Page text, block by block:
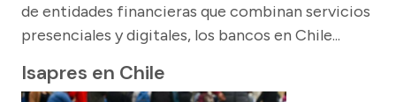
de entidades financieras que combinan servicios
presenciales y digitales, los bancos en Chile...
Isapres en Chile